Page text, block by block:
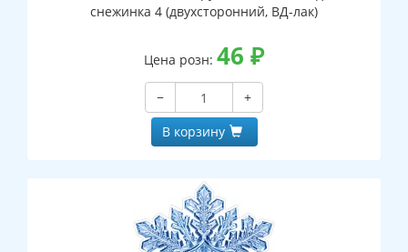
снежинка 4 (двухсторонний, ВД-лак)
Цена розн: 46 ₽
−
+
В корзину